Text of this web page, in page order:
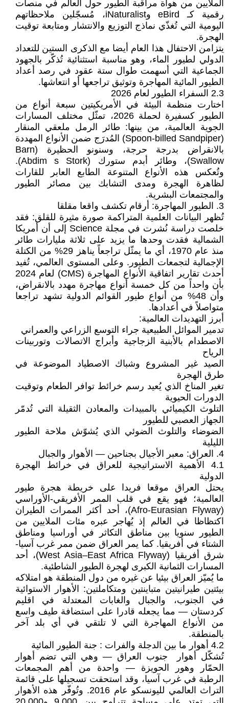
الملايين من هواة مراقبة الطيور حول العالم في منصات
رقمية كـ eBird وiNaturalist، مُسجّلين ملاحظاتهم
اليومية التي تُغذّي نماذج التوزيع والانتشار ومتابعة توقيت
الهجرة.
يتزامن الاحتفال هذا العام أيضا مع الذكرى الستين للتعداد
الدولي لطيور الماء، وهو مناسبة استثنائية تُذكّر بالجهود
الجماعية التي أسهمت طوال ستة عقود في رصد أعداد
الطيور المائية المهاجرة وتوثيق تراجعها أو انتعاشها.
2.3 السفراء الطيور لعام 2026
اختارت منظمة البيئة في الأمريكيتين سبعة أنواع من
الطيور كسفيرة لحملة 2026، تمثّل مختلف المسارات
الجوية العالمية، من بينها: طائر الرمل ملعقي المنقار
(Spoon-billed Sandpiper) المُدرَج ضمن الأنواع المهددة
بالانقراض بدرجة حرجة، وسنونو الحظيرة (Barn
Swallow)، وطائر أبدم ستورك (Abdim s Stork).
وتُعكس هذه الأنواع المتنوعة الطابع العابر للقارات
لظاهرة الهجرة ومدى التشابك بين مصائر الطيور
والمجتمعات البشرية.
3. الطيور المهاجرة: أرقام تكشف واقعا مقلقا
تُظهر البيانات العلمية المتراكمة صورة مثيرة للقلق: فقد
خلصت دراسة نُشرت في مجلة Science إلى أن أمريكا
الشمالية فقدت وحدها ما يزيد على ثلاثة مليارات طائر
منذ عام 1970، أي ما يمثّل تراجعاً يناهز 29% من الكتلة
الإجمالية لتجمعات الطيور. وعلى المستوى العالمي، تُفيد
أحدث تقارير اتفاقية الأنواع المهاجرة (CMS) لعام 2024
بأن واحداً من كل خمسة أنواع مهاجرة مهدد بالانقراض،
وأن 48% من أنواع طيور القوائم الدولية تشهد تراجعا
متواصلاً في أعدادها.
أبرز التهديدات العالمية:
تدمير الموائل الطبيعية جراء التوسع الزراعي والعمراني
الاصطدام بالأبنية الزجاجية وأبراج الاتصالات وتوربينات
الرياح
الصيد غير المشروع وشباك الاصطياد الموضوعة في
طرق الهجرة
تغير المناخ الذي يُعيد رسم خرائط توافر الطعام وتوقيت
الدورات الحيوية
التلوث الكيميائي بالمبيدات والمعادن الثقيلة التي تُدمّر
الجهاز العصبي للطيور
الضوضاء والتلوث الضوئي الذي يُشوّش ملاحة الطيور
الليلية
4. العراق: معبر الأجيال بجناحين — الأهوار والجبال
4.1 الأهمية الاستراتيجية للعراق في خرائط الهجرة
الدولية
يحتل العراق موقعا فريدا على خريطة هجرة طيور
العالمية؛ فهو يقع في قلب الممر الأفريقي-الأوراسي
(Afro-Eurasian Flyway)، أحد أكثر الممرات الطيران
اكتظاظا في العالم إذ يُهاجر عبره مئات الملايين من
الطيور سنويا بين مناطق التكاثر في أوراسيا ومناطق
الشتاء في أفريقيا. كما يمر العراق ضمن ممر غرب آسيا-
شرق أفريقيا (West Asia–East Africa Flyway)، أحد
المسارات الثمانية الكبرى لهجرة الطيور الشاطئية.
ما يُميّز العراق بيئيا عن غيره من دول المنطقة هو امتلاكه
بيئتين طيرانيتين متباينتين ومتكاملتين: الأهوار الاستوائية
في الجنوب، والجبال والغابات المعتدلة في اقليم
كردستان — مما يجعله قادرا على استضافة طيف واسع
من الأنواع المهاجرة التي لا تلتقي في أي بلد آخر
بالمنطقة.
4.2 أهوار ما بين الدجلة والفرات : جنة الطيور المائية
تُشكّل أهوار جنوب العراق — وهي التي تضم أهوار
الحمّار وهور الحويزة — واحدة من أهم المجمعات
الرطبة في غرب آسيا، وقد استحقت تسجيلها على قائمة
التراث العالمي لليونسكو عام 2016. وتُوفّر هذه الأهوار